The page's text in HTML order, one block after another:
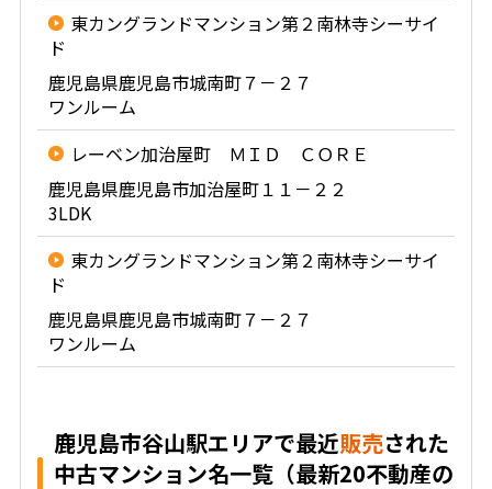
東カングランドマンション第２南林寺シーサイ
ド
鹿児島県鹿児島市城南町７－２７
ワンルーム
レーベン加治屋町 ＭＩＤ ＣＯＲＥ
鹿児島県鹿児島市加治屋町１１－２２
3LDK
東カングランドマンション第２南林寺シーサイ
ド
鹿児島県鹿児島市城南町７－２７
ワンルーム
鹿児島市谷山駅エリアで最近販売された
中古マンション名一覧（最新20不動産の